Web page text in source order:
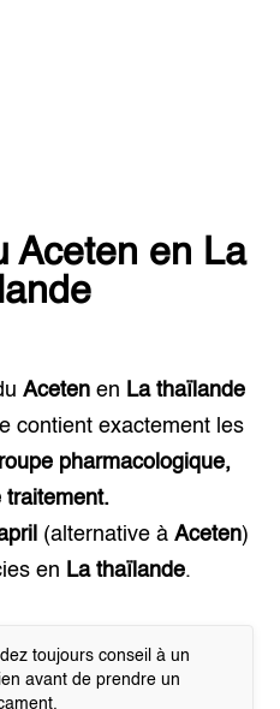
Aceten en La
Aceten en La thaïlande
contient exactement les
pharmacologique,
traitement.
(alternative à Aceten)
en La thaïlande.
toujours conseil à un
avant de prendre un